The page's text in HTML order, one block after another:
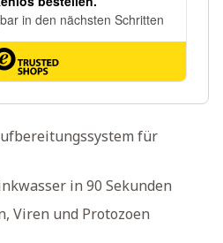
für
in 90 Sekunden
Viren und Protozoen